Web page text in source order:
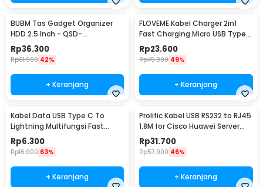
BUBM Tas Gadget Organizer
HDD 2.5 Inch - QSD-
MYB(ORIGINAL)
Rp36.300
Rp61.900 42%
+ Keranjang
FLOVEME Kabel Charger 2in1
Fast Charging Micro USB Type
C 14W 1.2M - B00626
Rp23.600
Rp45.900 49%
+ Keranjang
Kabel Data USB Type C To
Lightning Multifungsi Fast
Charging 5V 2A 1M - 1636
Rp6.300
Rp16.900 63%
+ Keranjang
Prolific Kabel USB RS232 to RJ45
1.8M for Cisco Huawei Server
Router - PL2303RA
Rp31.700
Rp57.900 46%
+ Keranjang